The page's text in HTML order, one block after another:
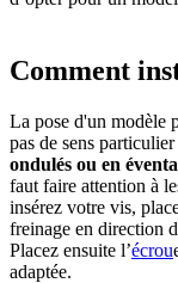
Comment
La pose d'un modèle
pas de sens
ondulés ou en
faut faire attention à
insérez votre vis,
freinage en direction
Placez ensuite l’écrou
adaptée.